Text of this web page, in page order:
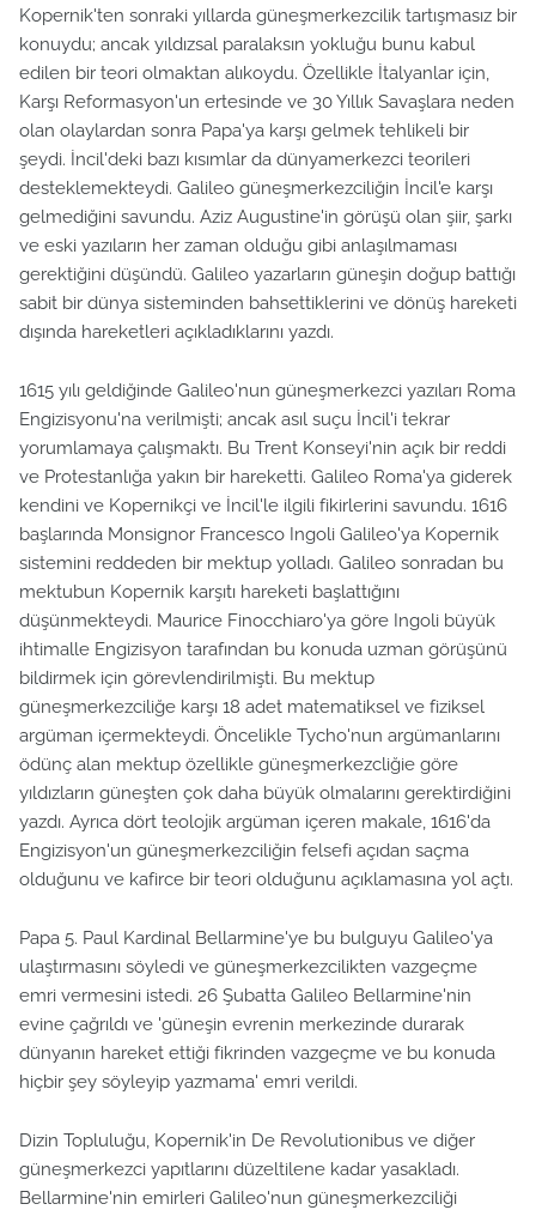
Kopernik'ten sonraki yıllarda güneşmerkezcilik tartışmasız bir
konuydu; ancak yıldızsal paralaksın yokluğu bunu kabul
edilen bir teori olmaktan alıkoydu. Özellikle İtalyanlar için,
Karşı Reformasyon'un ertesinde ve 30 Yıllık Savaşlara neden
olan olaylardan sonra Papa'ya karşı gelmek tehlikeli bir
şeydi. İncil'deki bazı kısımlar da dünyamerkezci teorileri
desteklemekteydi. Galileo güneşmerkezciliğin İncil'e karşı
gelmediğini savundu. Aziz Augustine'in görüşü olan şiir, şarkı
ve eski yazıların her zaman olduğu gibi anlaşılmaması
gerektiğini düşündü. Galileo yazarların güneşin doğup battığı
sabit bir dünya sisteminden bahsettiklerini ve dönüş hareketi
dışında hareketleri açıkladıklarını yazdı.
1615 yılı geldiğinde Galileo'nun güneşmerkezci yazıları Roma
Engizisyonu'na verilmişti; ancak asıl suçu İncil'i tekrar
yorumlamaya çalışmaktı. Bu Trent Konseyi'nin açık bir reddi
ve Protestanlığa yakın bir hareketti. Galileo Roma'ya giderek
kendini ve Kopernikçi ve İncil'le ilgili fikirlerini savundu. 1616
başlarında Monsignor Francesco Ingoli Galileo'ya Kopernik
sistemini reddeden bir mektup yolladı. Galileo sonradan bu
mektubun Kopernik karşıtı hareketi başlattığını
düşünmekteydi. Maurice Finocchiaro'ya göre Ingoli büyük
ihtimalle Engizisyon tarafından bu konuda uzman görüşünü
bildirmek için görevlendirilmişti. Bu mektup
güneşmerkezciliğe karşı 18 adet matematiksel ve fiziksel
argüman içermekteydi. Öncelikle Tycho'nun argümanlarını
ödünç alan mektup özellikle güneşmerkezcliğie göre
yıldızların güneşten çok daha büyük olmalarını gerektirdiğini
yazdı. Ayrıca dört teolojik argüman içeren makale, 1616'da
Engizisyon'un güneşmerkezciliğin felsefi açıdan saçma
olduğunu ve kafirce bir teori olduğunu açıklamasına yol açtı.
Papa 5. Paul Kardinal Bellarmine'ye bu bulguyu Galileo'ya
ulaştırmasını söyledi ve güneşmerkezcilikten vazgeçme
emri vermesini istedi. 26 Şubatta Galileo Bellarmine'nin
evine çağrıldı ve 'güneşin evrenin merkezinde durarak
dünyanın hareket ettiği fikrinden vazgeçme ve bu konuda
hiçbir şey söyleyip yazmama' emri verildi.
Dizin Topluluğu, Kopernik'in De Revolutionibus ve diğer
güneşmerkezci yapıtlarını düzeltilene kadar yasakladı.
Bellarmine'nin emirleri Galileo'nun güneşmerkezciliği